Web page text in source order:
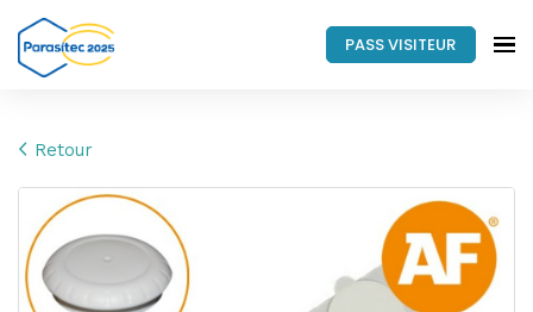
PASS VISITEUR
Retour